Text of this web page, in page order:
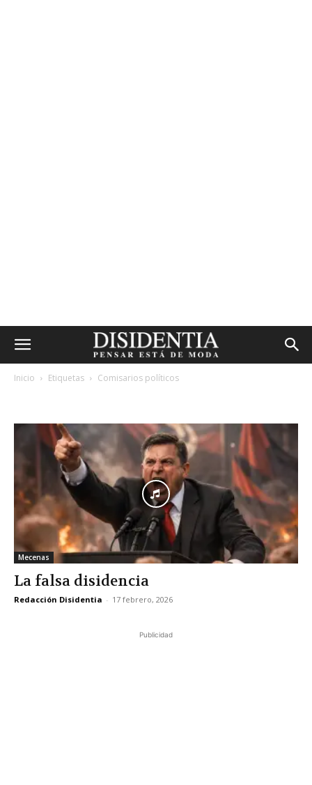
Inicio Etiquetas Comisarios políticos
Mecenas
La falsa disidencia
Redacción Disidentia - 17 febrero, 2026
Publicidad